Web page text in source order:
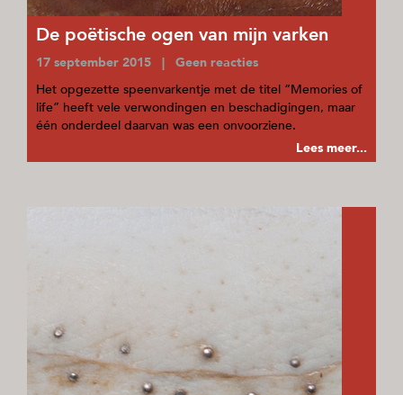
De poëtische ogen van mijn varken
17 september 2015 | Geen reacties
Het opgezette speenvarkentje met de titel “Memories of
life” heeft vele verwondingen en beschadigingen, maar
één onderdeel daarvan was een onvoorziene.
Lees meer...